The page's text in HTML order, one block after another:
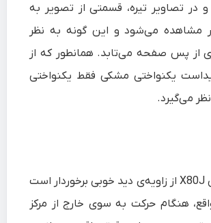
در تصاویر تیره، قسمتی از تصویر به
می‌شود و این گونه به نظر
از پس صفحه می‌تابد. همانطور که از
یکنواختی مشکی فقط یکنواختی
می‌گیرد.
تلویزیون سونی X80J از زاویه‌ی دید خوبی برخوردار است
هنگام حرکت به سوی خارج از مرکز